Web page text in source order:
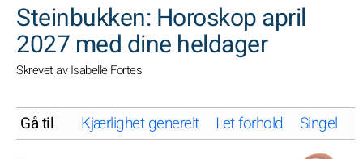
Steinbukken: Horoskop april
2027 med dine heldager
Skrevet av Isabelle Fortes
Gå til Kjærlighet generelt I et forhold Singel